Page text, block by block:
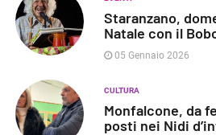
Staranzano,
Natale con il
05 Gennaio 2026
CULTURA
Monfalcone, da
posti nei Nidi